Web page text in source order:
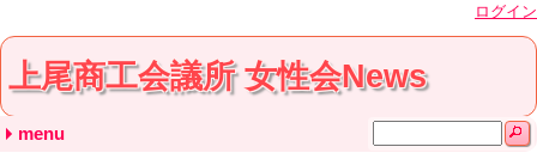
ログイン
上尾商工会議所 女性会News
menu